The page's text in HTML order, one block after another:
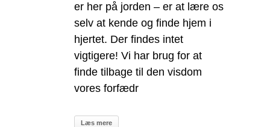
er her på jorden – er at lære os
selv at kende og finde hjem i
hjertet. Der findes intet
vigtigere! Vi har brug for at
finde tilbage til den visdom
vores forfædr
Læs mere